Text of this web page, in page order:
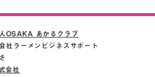
OSAKA あかるクラブ
社ラーメンビジネスサポート
会社